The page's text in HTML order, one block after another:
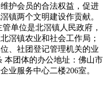
护会员的合法权益，促进
镇两个文明建设作贡献。
单位是北滘镇人民政府，
滘镇农业和社会工作局；
、社团登记管理机关的业
本团体的办公地址：佛山市
业服务中心二楼206室。